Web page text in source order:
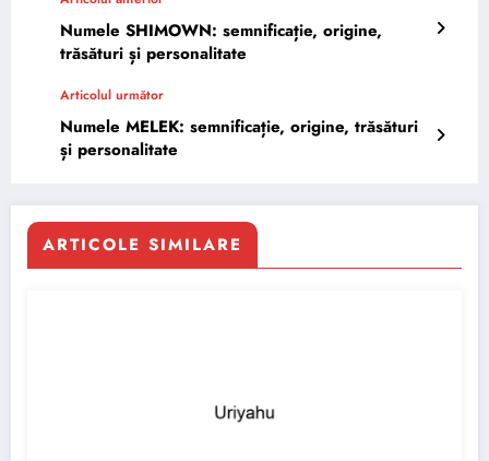
Numele SHIMOWN: semnificație, origine,
trăsături și personalitate
Articolul următor
Numele MELEK: semnificație, origine, trăsături
și personalitate
ARTICOLE SIMILARE